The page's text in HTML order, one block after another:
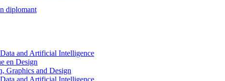
diplomant
and Artificial Intelligence
en Design
Graphics and Design
and Artificial Intelligence